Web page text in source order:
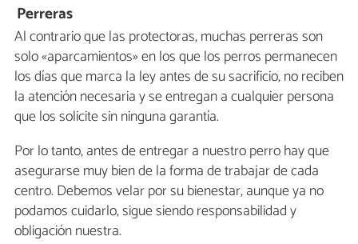
Perreras
Al contrario que las protectoras, muchas perreras son
solo «aparcamientos» en los que los perros permanecen
los días que marca la ley antes de su sacrificio, no reciben
la atención necesaria y se entregan a cualquier persona
que los solicite sin ninguna garantía.
Por lo tanto, antes de entregar a nuestro perro hay que
asegurarse muy bien de la forma de trabajar de cada
centro. Debemos velar por su bienestar, aunque ya no
podamos cuidarlo, sigue siendo responsabilidad y
obligación nuestra.